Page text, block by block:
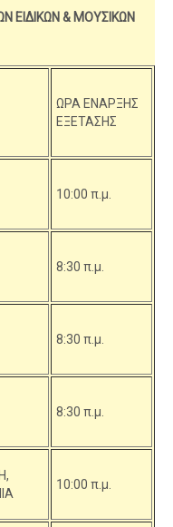
& ΜΟΥΣΙΚΩΝ
ΩΡΑ ΕΝΑΡΞΗΣ
ΕΞΕΤΑΣΗΣ
10:00 π.μ.
8:30 π.μ.
8:30 π.μ.
8:30 π.μ.
10:00 π.μ.